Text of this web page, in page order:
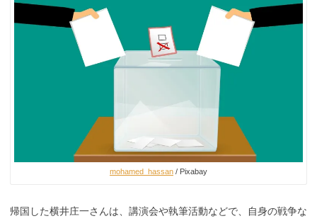
mohamed_hassan / Pixabay
帰国した横井庄一さんは、講演会や執筆活動などで、自身の戦争な